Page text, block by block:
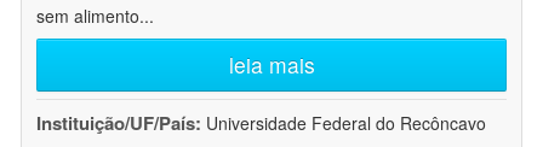
sem alimento...
leia mais
Instituição/UF/País: Universidade Federal do Recôncavo